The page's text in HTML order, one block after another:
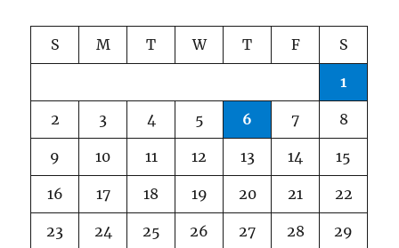
S M T W T F S
1
2 3 4 5 6 7 8
9 10 11 12 13 14 15
16 17 18 19 20 21 22
23 24 25 26 27 28 29